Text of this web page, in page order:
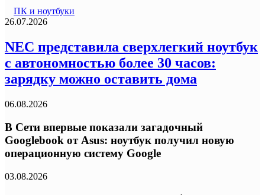
ПК и ноутбуки
26.07.2026
NEC представила сверхлегкий ноутбук
с автономностью более 30 часов:
зарядку можно оставить дома
06.08.2026
В Сети впервые показали загадочный
Googlebook от Asus: ноутбук получил новую
операционную систему Google
03.08.2026